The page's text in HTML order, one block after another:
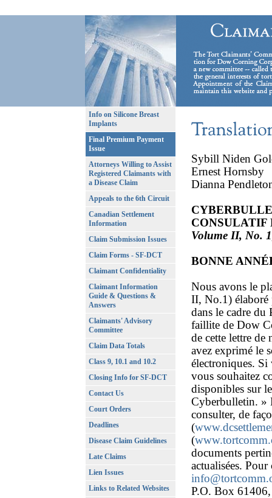
Info on Silicone Breast
Implants
Final Premium Payment
Issue
Attorneys Willing to Assist
Registered Claimants with
a Disease Claim
Appeals to the 6th Circuit
Canadian Settlement
Information
Claim Submission Issues
Claim Forms - SF-DCT
Claimant Confidentiality
Claimant Information
Guide & Questions &
Answers
Claimants' Advisory
Committee
Claim Data Totals
Class 9, 10.1 and 10.2
Closing Info for SF-DCT
Contact Us
Court Orders
Deadlines
Disease Claim Guidelines
Late Claims
Lien Issues
Links to Related Websites
Sybill Niden
Ernest Hornsby
Dianna
CONSULATIF
Volume II, No.
BONNE
Nous avons le
II, No.1) élaboré
dans le cadre du
faillite de Dow
de cette lettre de
avez exprimé le
électroniques. Si
vous souhaitez
disponibles sur
Cyberbulletin. »
consulter, de
(
(
documents
actualisées.
P.O. Box